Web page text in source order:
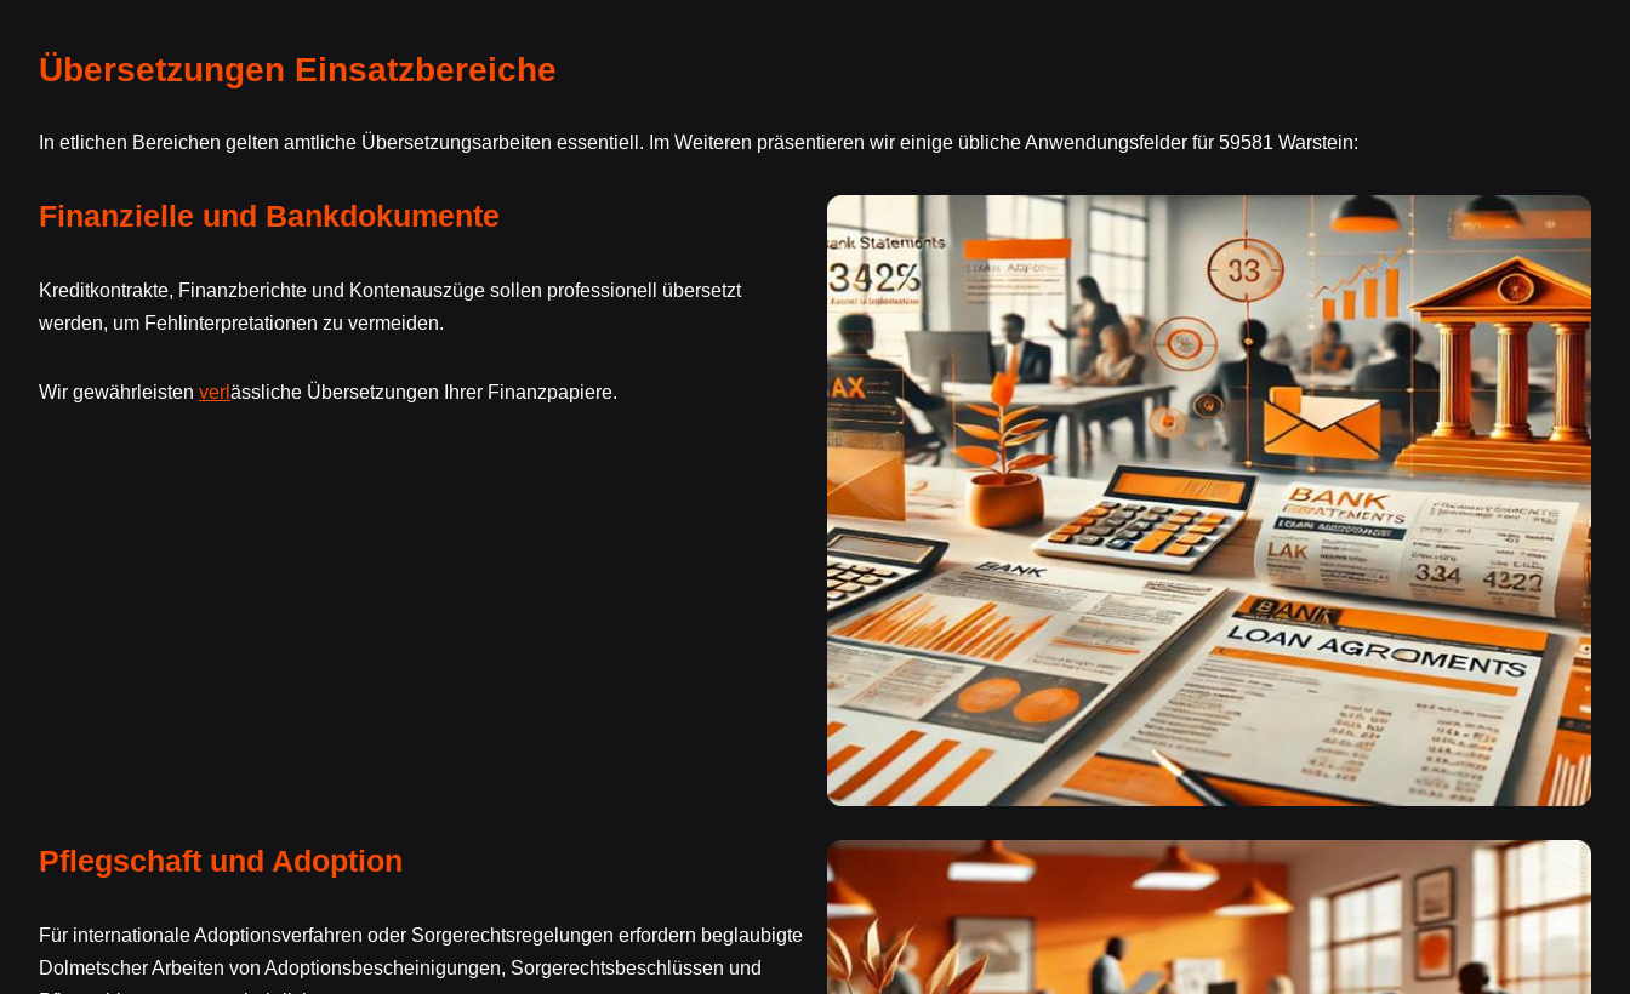
Übersetzungen Einsatzbereiche
In etlichen Bereichen gelten amtliche Übersetzungsarbeiten essentiell. Im Weiteren präsentieren wir einige übliche Anwendungsfelder für 59581 Warstein:
Finanzielle und Bankdokumente
Kreditkontrakte, Finanzberichte und Kontenauszüge sollen professionell übersetzt
werden, um Fehlinterpretationen zu vermeiden.
Wir gewährleisten verl ässliche Übersetzungen Ihrer Finanzpapiere.
Pflegschaft und Adoption
Für internationale Adoptionsverfahren oder Sorgerechtsregelungen erfordern beglaubigte
Dolmetscher Arbeiten von Adoptionsbescheinigungen, Sorgerechtsbeschlüssen und